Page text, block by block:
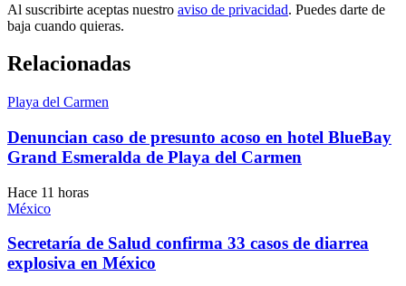
Al suscribirte aceptas nuestro aviso de privacidad. Puedes darte de
baja cuando quieras.
Relacionadas
Playa del Carmen
Denuncian caso de presunto acoso en hotel BlueBay
Grand Esmeralda de Playa del Carmen
Hace 11 horas
México
Secretaría de Salud confirma 33 casos de diarrea
explosiva en México